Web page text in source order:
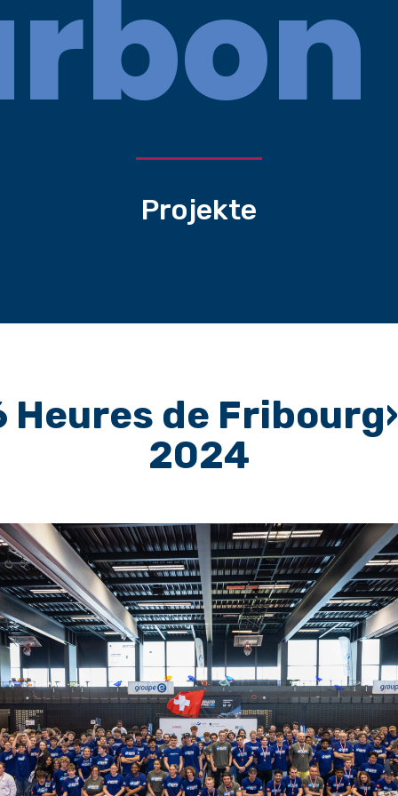
Projekte
Heures de
2024